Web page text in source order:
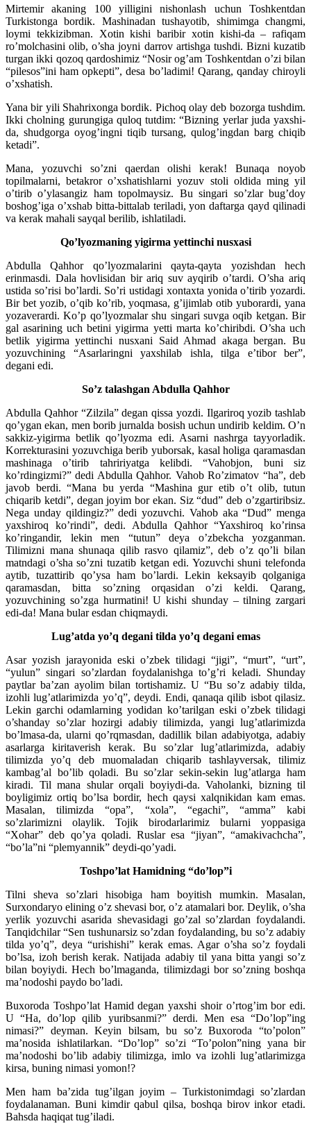
Mirtemir akaning 100 yilligini nishonlash uchun Toshkentdan
Turkistonga bordik. Mashinadan tushayotib, shimimga changmi,
loymi tekkizibman. Xotin kishi baribir xotin kishi-da – rafiqam
ro’molchasini olib, o’sha joyni darrov artishga tushdi. Bizni kuzatib
turgan ikki qozoq qardoshimiz “Nosir og’am Toshkentdan o’zi bilan
“pilesos”ini ham opkepti”, desa bo’ladimi! Qarang, qanday chiroyli
o’xshatish.
Yana bir yili Shahrixonga bordik. Pichoq olay deb bozorga tushdim.
Ikki cholning gurungiga quloq tutdim: “Bizning yerlar juda yaxshi-
da, shudgorga oyog’ingni tiqib tursang, qulog’ingdan barg chiqib
ketadi”.
Mana, yozuvchi so’zni qaerdan olishi kerak! Bunaqa noyob
topilmalarni, betakror o’xshatishlarni yozuv stoli oldida ming yil
o’tirib o’ylasangiz ham topolmaysiz. Bu singari so’zlar bug’doy
boshog’iga o’xshab bitta-bittalab teriladi, yon daftarga qayd qilinadi
va kerak mahali sayqal berilib, ishlatiladi.
Qo’lyozmaning yigirma yettinchi nusxasi
Abdulla Qahhor qo’lyozmalarini qayta-qayta yozishdan hech
erinmasdi. Dala hovlisidan bir ariq suv ayqirib o’tardi. O’sha ariq
ustida so’risi bo’lardi. So’ri ustidagi xontaxta yonida o’tirib yozardi.
Bir bet yozib, o’qib ko’rib, yoqmasa, g’ijimlab otib yuborardi, yana
yozaverardi. Ko’p qo’lyozmalar shu singari suvga oqib ketgan. Bir
gal asarining uch betini yigirma yetti marta ko’chiribdi. O’sha uch
betlik yigirma yettinchi nusxani Said Ahmad akaga bergan. Bu
yozuvchining “Asarlaringni yaxshilab ishla, tilga e’tibor ber”,
degani edi.
So’z talashgan Abdulla Qahhor
Abdulla Qahhor “Zilzila” degan qissa yozdi. Ilgariroq yozib tashlab
qo’ygan ekan, men borib jurnalda bosish uchun undirib keldim. O’n
sakkiz-yigirma betlik qo’lyozma edi. Asarni nashrga tayyorladik.
Korrekturasini yozuvchiga berib yuborsak, kasal holiga qaramasdan
mashinaga o’tirib tahririyatga kelibdi. “Vahobjon, buni siz
ko’rdingizmi?” dedi Abdulla Qahhor. Vahob Ro’zimatov “ha”, deb
javob berdi. “Mana bu yerda “Mashina gur etib o’t olib, tutun
chiqarib ketdi”, degan joyim bor ekan. Siz “dud” deb o’zgartiribsiz.
Nega unday qildingiz?” dedi yozuvchi. Vahob aka “Dud” menga
yaxshiroq ko’rindi”, dedi. Abdulla Qahhor “Yaxshiroq ko’rinsa
ko’ringandir, lekin men “tutun” deya o’zbekcha yozganman.
Tilimizni mana shunaqa qilib rasvo qilamiz”, deb o’z qo’li bilan
matndagi o’sha so’zni tuzatib ketgan edi. Yozuvchi shuni telefonda
aytib, tuzattirib qo’ysa ham bo’lardi. Lekin keksayib qolganiga
qaramasdan, bitta so’zning orqasidan o’zi keldi. Qarang,
yozuvchining so’zga hurmatini! U kishi shunday – tilning zargari
edi-da! Mana bular esdan chiqmaydi.
Lug’atda yo’q degani tilda yo’q degani emas
Asar yozish jarayonida eski o’zbek tilidagi “jigi”, “murt”, “urt”,
“yulun” singari so’zlardan foydalanishga to’g’ri keladi. Shunday
paytlar ba’zan ayolim bilan tortishamiz. U “Bu so’z adabiy tilda,
izohli lug’atlarimizda yo’q”, deydi. Endi, qanaqa qilib isbot qilasiz.
Lekin garchi odamlarning yodidan ko’tarilgan eski o’zbek tilidagi
o’shanday so’zlar hozirgi adabiy tilimizda, yangi lug’atlarimizda
bo’lmasa-da, ularni qo’rqmasdan, dadillik bilan adabiyotga, adabiy
asarlarga kiritaverish kerak. Bu so’zlar lug’atlarimizda, adabiy
tilimizda yo’q deb muomaladan chiqarib tashlayversak, tilimiz
kambag’al bo’lib qoladi. Bu so’zlar sekin-sekin lug’atlarga ham
kiradi. Til mana shular orqali boyiydi-da. Vaholanki, bizning til
boyligimiz ortiq bo’lsa bordir, hech qaysi xalqnikidan kam emas.
Masalan, tilimizda “opa”, “xola”, “egachi”, “amma” kabi
so’zlarimizni olaylik. Tojik birodarlarimiz bularni yoppasiga
“Xohar” deb qo’ya qoladi. Ruslar esa “jiyan”, “amakivachcha”,
“bo’la”ni “plemyannik” deydi-qo’yadi.
Toshpo’lat Hamidning “do’lop”i
Tilni sheva so’zlari hisobiga ham boyitish mumkin. Masalan,
Surxondaryo elining o’z shevasi bor, o’z atamalari bor. Deylik, o’sha
yerlik yozuvchi asarida shevasidagi go’zal so’zlardan foydalandi.
Tanqidchilar “Sen tushunarsiz so’zdan foydalanding, bu so’z adabiy
tilda yo’q”, deya “urishishi” kerak emas. Agar o’sha so’z foydali
bo’lsa, izoh berish kerak. Natijada adabiy til yana bitta yangi so’z
bilan boyiydi. Hech bo’lmaganda, tilimizdagi bor so’zning boshqa
ma’nodoshi paydo bo’ladi.
Buxoroda Toshpo’lat Hamid degan yaxshi shoir o’rtog’im bor edi.
U “Ha, do’lop qilib yuribsanmi?” derdi. Men esa “Do’lop”ing
nimasi?” deyman. Keyin bilsam, bu so’z Buxoroda “to’polon”
ma’nosida ishlatilarkan. “Do’lop” so’zi “To’polon”ning yana bir
ma’nodoshi bo’lib adabiy tilimizga, imlo va izohli lug’atlarimizga
kirsa, buning nimasi yomon!?
Men ham ba’zida tug’ilgan joyim – Turkistonimdagi so’zlardan
foydalanaman. Buni kimdir qabul qilsa, boshqa birov inkor etadi.
Bahsda haqiqat tug’iladi.